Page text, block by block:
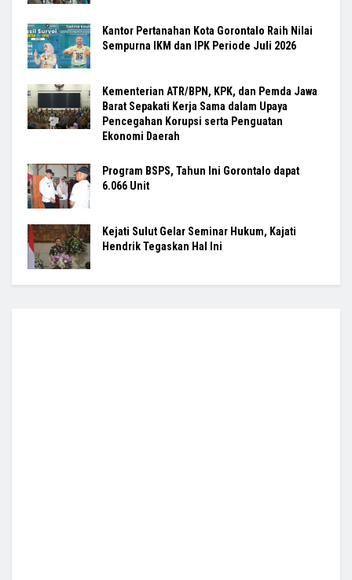
Kantor Pertanahan Kota Gorontalo Raih Nilai
Sempurna IKM dan IPK Periode Juli 2026
Kementerian ATR/BPN, KPK, dan Pemda Jawa
Barat Sepakati Kerja Sama dalam Upaya
Pencegahan Korupsi serta Penguatan
Ekonomi Daerah
Program BSPS, Tahun Ini Gorontalo dapat
6.066 Unit
Kejati Sulut Gelar Seminar Hukum, Kajati
Hendrik Tegaskan Hal Ini